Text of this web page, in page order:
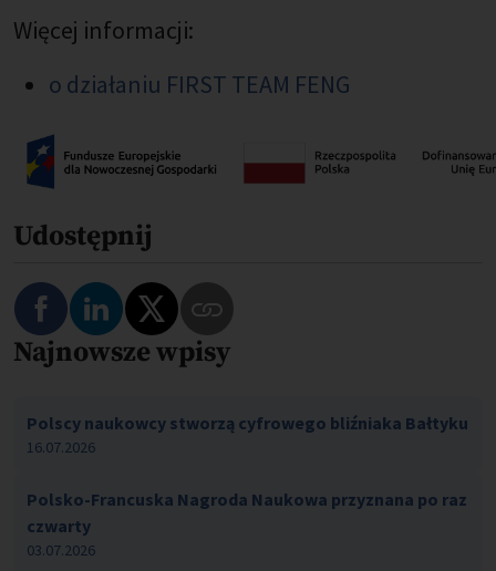
Więcej informacji:
o działaniu FIRST TEAM FENG
Udostępnij
Najnowsze wpisy
Polscy naukowcy stworzą cyfrowego bliźniaka Bałtyku
16.07.2026
Polsko-Francuska Nagroda Naukowa przyznana po raz
czwarty
03.07.2026